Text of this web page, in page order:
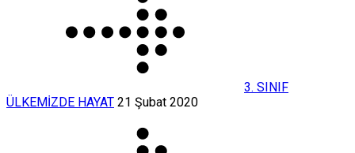
3. SINIF
ÜLKEMİZDE HAYAT 21 Şubat 2020